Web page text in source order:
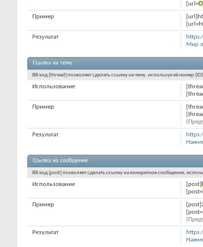
[url=
Пример
Мир
Результат
Ссылка на тему
BB код [thread] позволяет сделать ссылку на тему, используя её номер
Использование
Пример
Результат
Ссылка на сообщение
BB код [post] позволяет сделать ссылку на конкретное сообщение,
[post]
[post=
Использование
Пример
Результат